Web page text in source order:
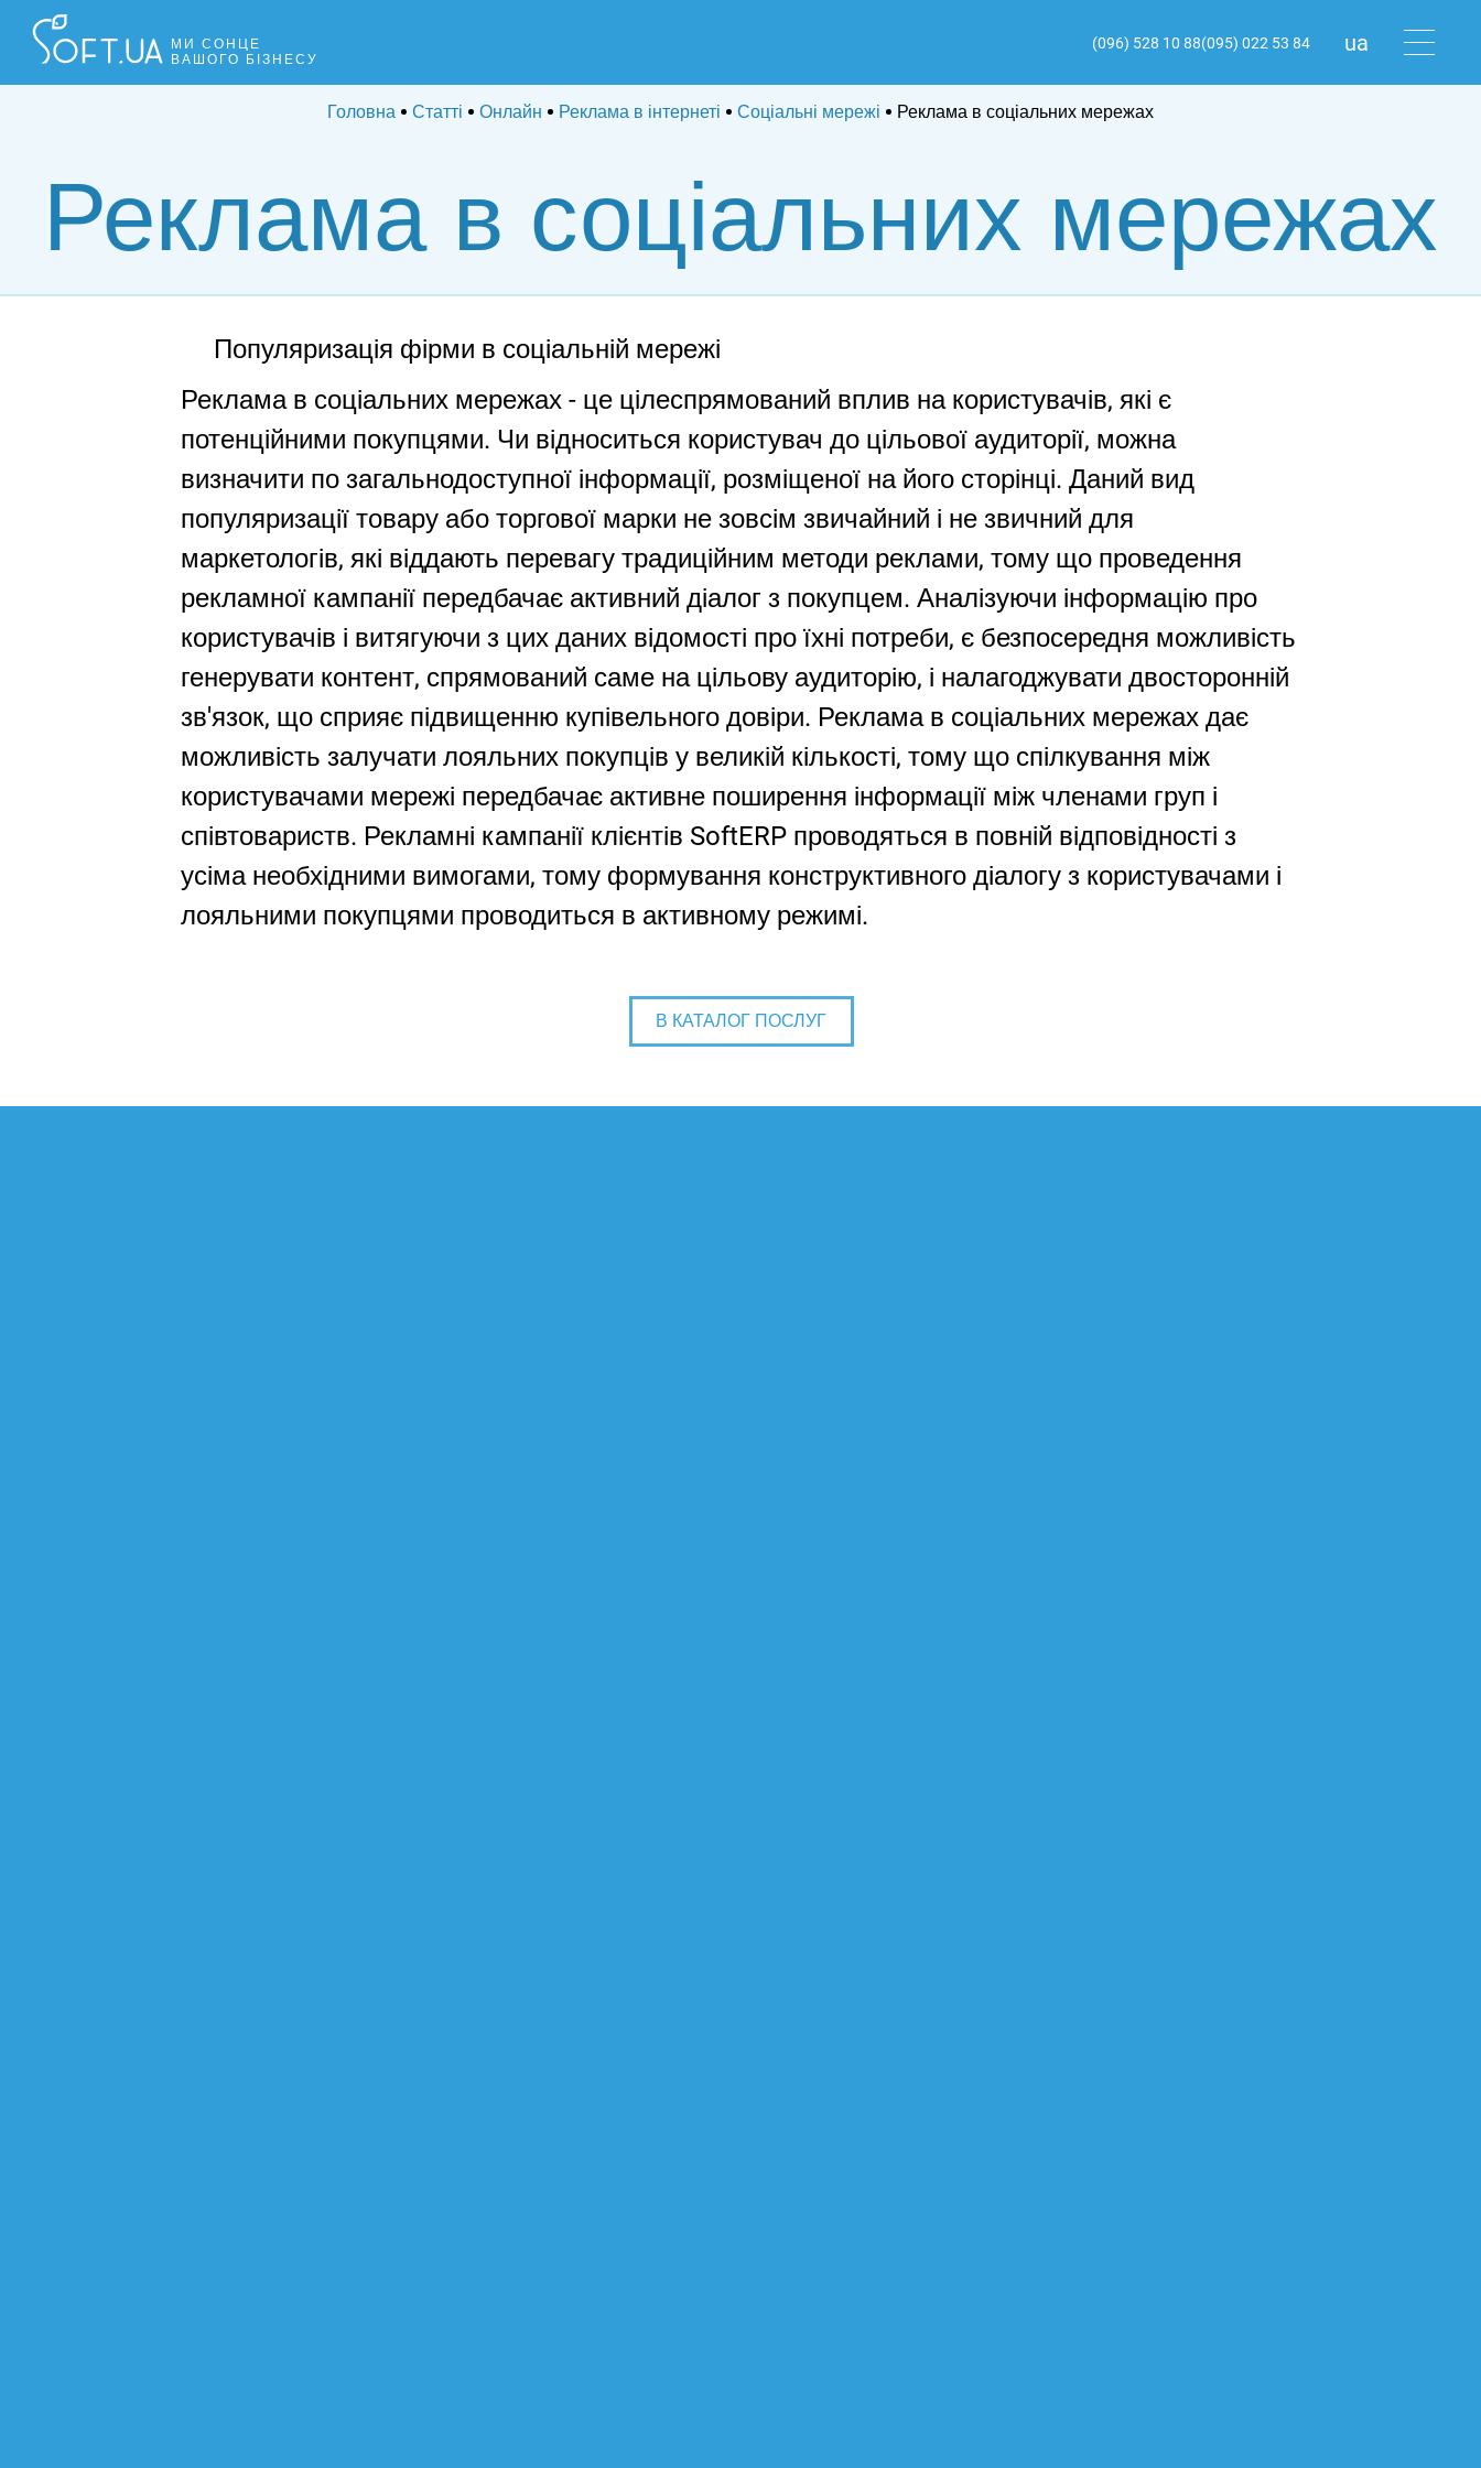
МИ СОНЦЕ
ВАШОГО БІЗНЕСУ
(096) 528 10 88(095) 022 53 84
ua
Головна Статті Онлайн Реклама в інтернеті Соціальні мережі Реклама в соціальних мережах
Реклама в соціальних мережах
Популяризація фірми в соціальній мережі
Реклама в соціальних мережах - це цілеспрямований вплив на користувачів, які є
потенційними покупцями. Чи відноситься користувач до цільової аудиторії, можна
визначити по загальнодоступної інформації, розміщеної на його сторінці. Даний вид
популяризації товару або торгової марки не зовсім звичайний і не звичний для
маркетологів, які віддають перевагу традиційним методи реклами, тому що проведення
рекламної кампанії передбачає активний діалог з покупцем. Аналізуючи інформацію про
користувачів і витягуючи з цих даних відомості про їхні потреби, є безпосередня можливість
генерувати контент, спрямований саме на цільову аудиторію, і налагоджувати двосторонній
зв'язок, що сприяє підвищенню купівельного довіри. Реклама в соціальних мережах дає
можливість залучати лояльних покупців у великій кількості, тому що спілкування між
користувачами мережі передбачає активне поширення інформації між членами груп і
співтовариств. Рекламні кампанії клієнтів SoftERP проводяться в повній відповідності з
усіма необхідними вимогами, тому формування конструктивного діалогу з користувачами і
лояльними покупцями проводиться в активному режимі.
В КАТАЛОГ ПОСЛУГ